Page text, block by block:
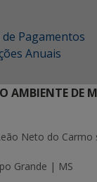
Pagamentos
Anuais
AMBIENTE DE
Neto do Carmo
Grande | MS